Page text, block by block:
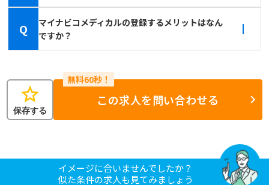
Q
マイナビコメディカルの登録するメリットはなん
ですか？
star
保存する
この求人を問い合わせる
イメージに合いませんでしたか？
似た条件の求人も見てみましょう